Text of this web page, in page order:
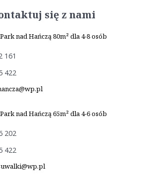
się z nami
nad Hańczą 80m² dla 4-8 osób
161
422
nad Hańczą 65m² dla 4-6 osób
202
422